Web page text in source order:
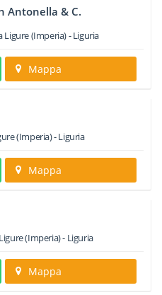
Antonella & C.
Ligure(Imperia) -Liguria
Mappa
(Imperia) -Liguria
Mappa
(Imperia) - Liguria
Mappa